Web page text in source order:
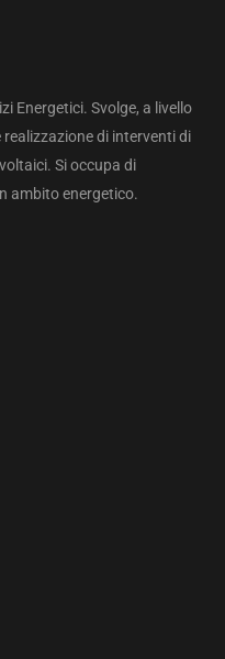
Energetici. Svolge, a livello
di interventi di
Si occupa di
ambito energetico.